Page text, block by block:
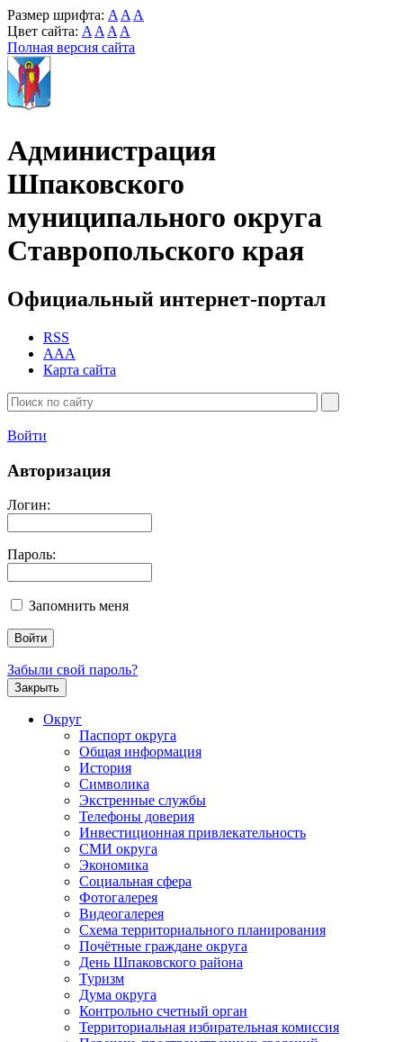
Размер шрифта: A A A
Цвет сайта: A A A A
Полная версия сайта
Администрация
Шпаковского
муниципального округа
Ставропольского края
Официальный интернет-портал
RSS
AAA
Карта сайта
Войти
Авторизация
Логин:
Пароль:
Запомнить меня
Забыли свой пароль?
Закрыть
Округ
Паспорт округа
Общая информация
История
Символика
Экстренные службы
Телефоны доверия
Инвестиционная привлекательность
СМИ округа
Экономика
Социальная сфера
Фотогалерея
Видеогалерея
Схема территориального планирования
Почётные граждане округа
День Шпаковского района
Туризм
Дума округа
Контрольно счетный орган
Территориальная избирательная комиссия